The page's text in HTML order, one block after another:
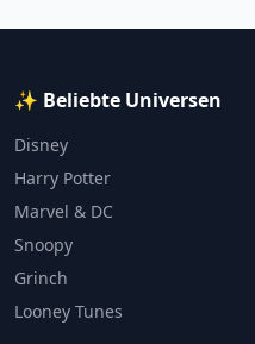
✨ Beliebte Universen
Disney
Harry Potter
Marvel & DC
Snoopy
Grinch
Looney Tunes